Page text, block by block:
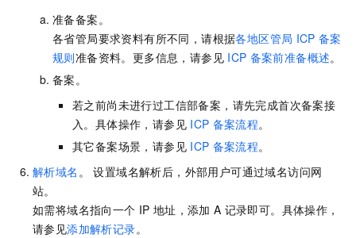
准备备案。
各省管局要求资料有所不同，请根据各地区管局 ICP 备案
规则准备资料。更多信息，请参见 ICP 备案前准备概述。
备案。
若之前尚未进行过工信部备案，请先完成首次备案接
入。具体操作，请参见 ICP 备案流程。
其它备案场景，请参见 ICP 备案流程。
解析域名 。 设置域名解析后，外部用户可通过域名访问网
站。
如需将域名指向一个 IP 地址，添加 A 记录即可。具体操作，
请参见添加解析记录。